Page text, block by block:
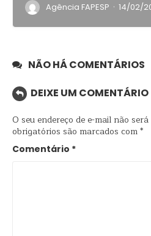
Agência FAPESP · 14/02/
NÃO HÁ COMENTÁRIOS
DEIXE UM COMENTÁRIO
O seu endereço de e-mail não
obrigatórios são marcados com*
Comentário *